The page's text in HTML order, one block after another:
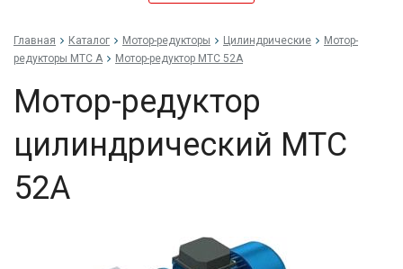
Главная Каталог Мотор-редукторы Цилиндрические
Мотор-
редукторы MTC A
Мотор-редуктор MTC 52A
Мотор-редуктор
цилиндрический MTC
52A